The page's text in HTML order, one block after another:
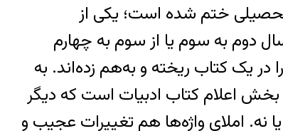
تحصیلی ختم شده است؛ یکی از
دوم به سوم یا از سوم به چهارم
در یک کتاب ریخته و به‌هم زده‌اند. به
اعلام کتاب ادبیات است که دیگر
املای واژه‌ها هم تغییرات عجیب و